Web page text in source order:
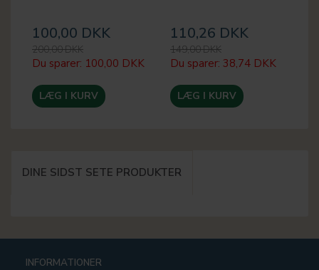
100,00 DKK
200,00 DKK
Du sparer: 100,00 DKK
LÆG I KURV
110,26 DKK
149,00 DKK
Du sparer: 38,74 DKK
LÆG I KURV
DINE SIDST SETE PRODUKTER
INFORMATIONER